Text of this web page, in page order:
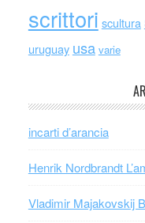
scrittori scultura
uruguay usa varie
incarti d’arancia
Henrik Nordbrandt
Vladimir Majakovskij